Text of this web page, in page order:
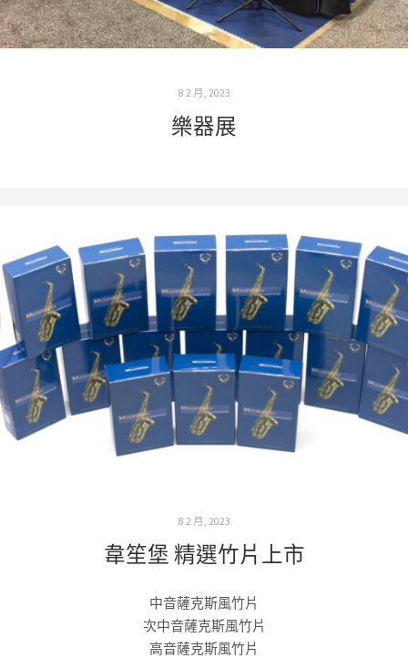
8 2 月, 2023
樂器展
8 2 月, 2023
韋笙堡 精選竹片上市
中音薩克斯風竹片
次中音薩克斯風竹片
高音薩克斯風竹片